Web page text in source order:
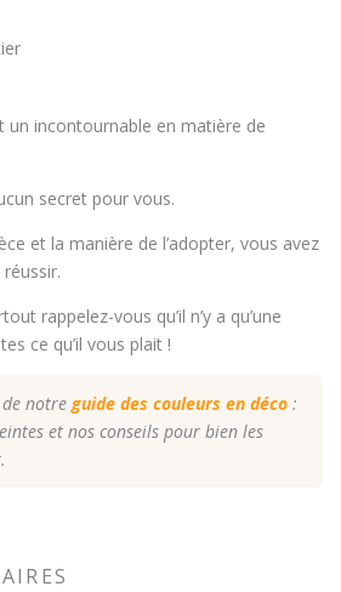
un incontournable en matière de
secret pour vous.
et la manière de l’adopter, vous avez
rappelez-vous qu’il n’y a qu’une
ce qu’il vous plait !
de notreguide des couleurs en déco :
et nos conseils pour bien les